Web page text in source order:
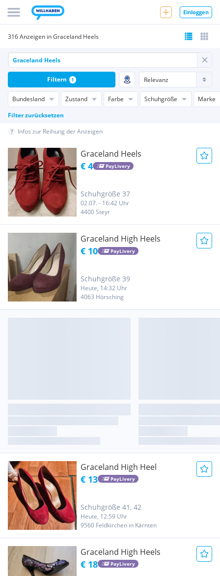
Einloggen
316 Anzeigen in Graceland Heels
Bundesland Zustand Farbe Schuhgröße
Marke
Filter zurücksetzen
Filtern 1
Infos zur Reihung der Anzeigen
Graceland Heels
€ 4 PayLivery
Schuhgröße 37
02.07. - 16:42 Uhr
4400 Steyr
Graceland High Heels
€ 10 PayLivery
Schuhgröße 39
Heute, 14:32 Uhr
4063 Hörsching
Graceland High Heel
€ 13 PayLivery
Schuhgröße 41, 42
Heute, 12:59 Uhr
9560 Feldkirchen in Kärnten
Graceland High Heels
€ 18 PayLivery